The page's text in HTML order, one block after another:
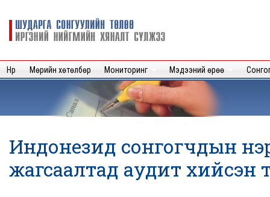
Шударга
сонгуулийн
нийгмийн
хяналт
Нүүр Мөрийн хөтөлбөр Мониторинг Мэдээний өрөө
Индонезид сонгогчдын
жагсаалтад аудит хийсэн